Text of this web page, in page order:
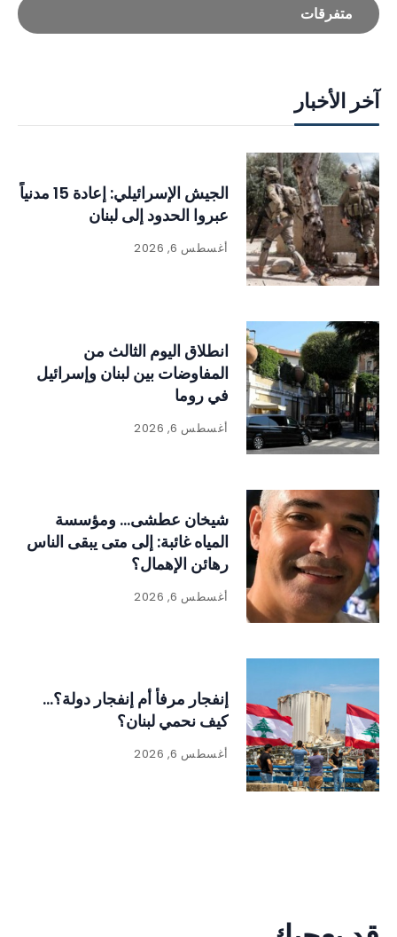
متفرقات
آخر الأخبار
الجيش الإسرائيلي: إعادة 15 مدنياً
عبروا الحدود إلى لبنان
أغسطس 6, 2026
انطلاق اليوم الثالث من
المفاوضات بين لبنان وإسرائيل
في روما
أغسطس 6, 2026
شيخان عطشى… ومؤسسة
المياه غائبة: إلى متى يبقى الناس
رهائن الإهمال؟
أغسطس 6, 2026
إنفجار مرفأ أم إنفجار دولة؟…
كيف نحمي لبنان؟
أغسطس 6, 2026